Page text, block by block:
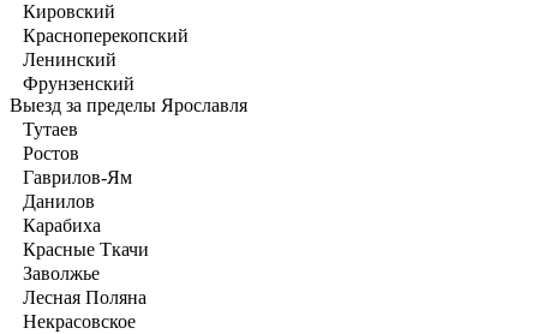
Кировский
Красноперекопский
Ленинский
Фрунзенский
Выезд за пределы Ярославля
Тутаев
Ростов
Гаврилов-Ям
Данилов
Карабиха
Красные Ткачи
Заволжье
Лесная Поляна
Некрасовское